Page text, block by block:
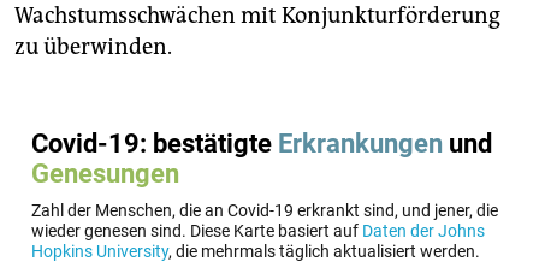
Wachstumsschwächen mit Konjunkturförderung
zu überwinden.